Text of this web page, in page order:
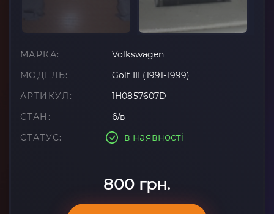
МАРКА:
Volkswagen
МОДЕЛЬ:
Golf III (1991-1999)
АРТИКУЛ:
1H0857607D
СТАН:
б/в
СТАТУС:
в наявності
800 грн.